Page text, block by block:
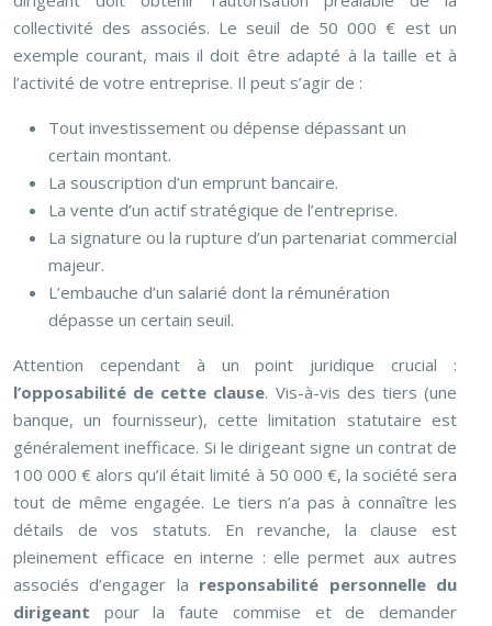
collectivité des associés. Le seuil de 50 000 € est un
exemple courant, mais il doit être adapté à la taille et à
l’activité de votre entreprise. Il peut s’agir de :
Tout investissement ou dépense dépassant un
certain montant.
La souscription d’un emprunt bancaire.
La vente d’un actif stratégique de l’entreprise.
La signature ou la rupture d’un partenariat commercial
majeur.
L’embauche d’un salarié dont la rémunération
dépasse un certain seuil.
Attention cependant à un point juridique crucial :
l’opposabilité de cette clause. Vis-à-vis des tiers (une
banque, un fournisseur), cette limitation statutaire est
généralement inefficace. Si le dirigeant signe un contrat de
100 000 € alors qu’il était limité à 50 000 €, la société sera
tout de même engagée. Le tiers n’a pas à connaître les
détails de vos statuts. En revanche, la clause est
pleinement efficace en interne : elle permet aux autres
associés d’engager la responsabilité personnelle du
dirigeant pour la faute commise et de demander